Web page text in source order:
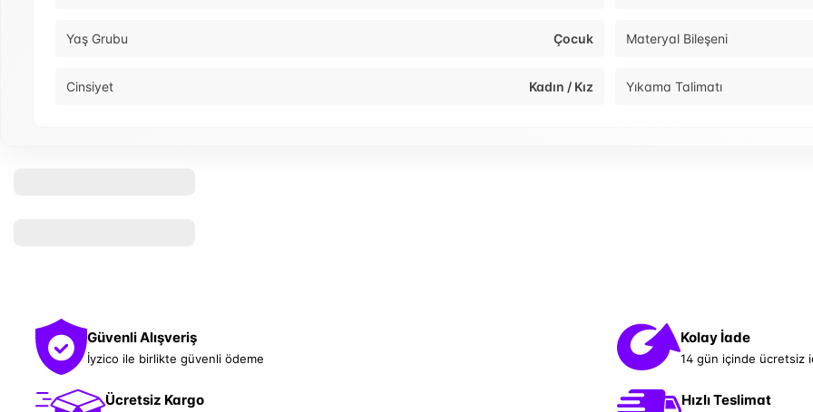
Yaş Grubu Çocuk Materyal Bileşeni
Cinsiyet Kadın / Kız Yıkama Talimatı
Güvenli Alışveriş
İyzico ile birlikte güvenli ödeme
Kolay İade
14 gün içinde ücretsiz
Ücretsiz Kargo Hızlı Teslimat